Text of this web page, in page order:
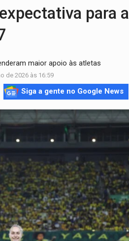
para a
maior apoio às atletas
de 2026 às 16:59
Siga a gente no Google News